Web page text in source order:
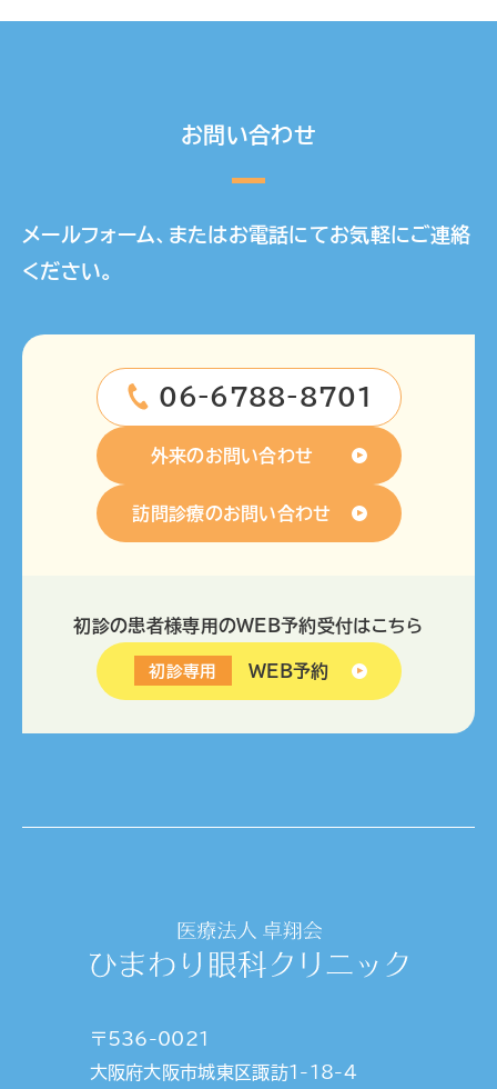
お問い合わせ
メールフォーム、またはお電話にてお気軽にご連絡
ください。
06-6788-8701
外来のお問い合わせ
訪問診療のお問い合わせ
初診の患者様専用のWEB予約受付はこちら
初診専用 WEB予約
〒536-0021
大阪府大阪市城東区諏訪1-18-4